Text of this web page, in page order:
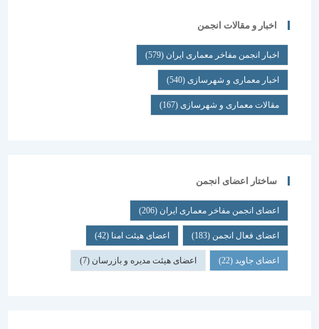
اخبار و مقالات انجمن
اخبار انجمن مفاخر معماری ایران (579)
اخبار معماری و شهرسازی(540)
مقالات معماری و شهرسازی(167)
ساختار اعضای انجمن
اعضای انجمن مفاخر معماری ایران (206)
اعضای فعال انجمن(183) اعضای هیئت امنا(42)
اعضای جاوید(22) اعضای هیئت مدیره و بازرسان(7)